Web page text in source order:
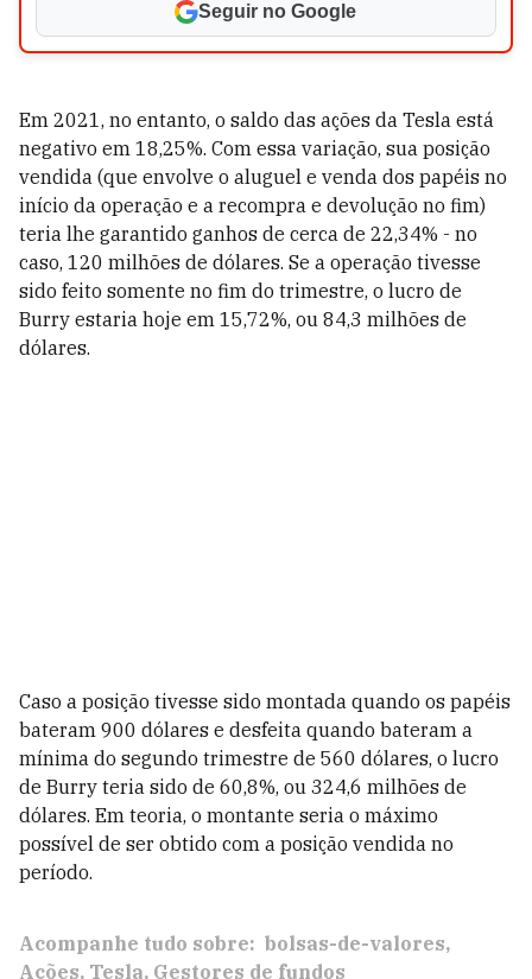
Seguir no Google
Em 2021, no entanto, o saldo das ações da Tesla está
negativo em 18,25%. Com essa variação, sua posição
vendida (que envolve o aluguel e venda dos papéis no
início da operação e a recompra e devolução no fim)
teria lhe garantido ganhos de cerca de 22,34% - no
caso, 120 milhões de dólares. Se a operação tivesse
sido feito somente no fim do trimestre, o lucro de
Burry estaria hoje em 15,72%, ou 84,3 milhões de
dólares.
Caso a posição tivesse sido montada quando os papéis
bateram 900 dólares e desfeita quando bateram a
mínima do segundo trimestre de 560 dólares, o lucro
de Burry teria sido de 60,8%, ou 324,6 milhões de
dólares. Em teoria, o montante seria o máximo
possível de ser obtido com a posição vendida no
período.
Acompanhe tudo sobre: bolsas-de-valores
Ações Tesla Gestores de fundos